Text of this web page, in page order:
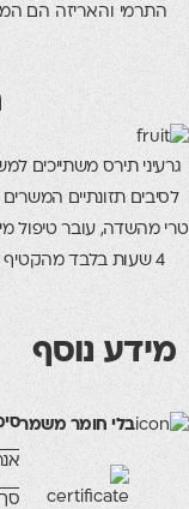
והאריזה הם המגינים
תירס משתייכים למשפחת
תזונתיים המשרים
עובר טיפול מיוחד
בלבד מהקטיף הוא
נוסף
חומר משמרסימון
אנרגיה
סך